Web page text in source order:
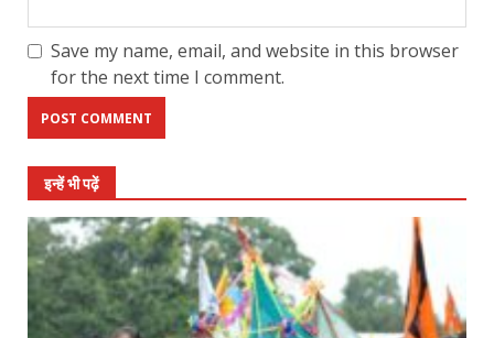
Save my name, email, and website in this browser
for the next time I comment.
इन्हें भी पढ़ें